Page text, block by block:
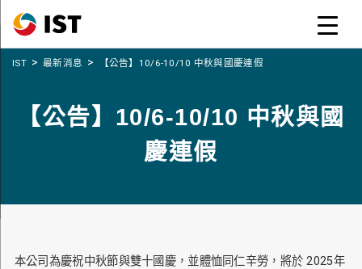
IST > 最新消息 > 【公告】10/6-10/10 中秋與國慶連假
【公告】10/6-10/10 中秋與國
慶連假
本公司為慶祝中秋節與雙十國慶，並體恤同仁辛勞，將於 2025年